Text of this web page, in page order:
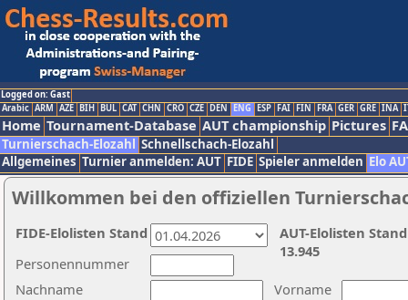
Logged on: Gast
Arabic ARM AZE BIH BUL CAT CHN CRO CZE DEN ENG ESP FAI FIN FRA GER GRE INA
Home Tournament-Database AUT championship Pictures
Turnierschach-Elozahl Schnellschach-Elozahl
Allgemeines Turnier anmelden: AUT FIDE Spieler anmelden Elo
Willkommen bei den offiziellen
Nachname
Vorname
Personennummer
AUT-Elolisten
13.945
FIDE-Elolisten Stand